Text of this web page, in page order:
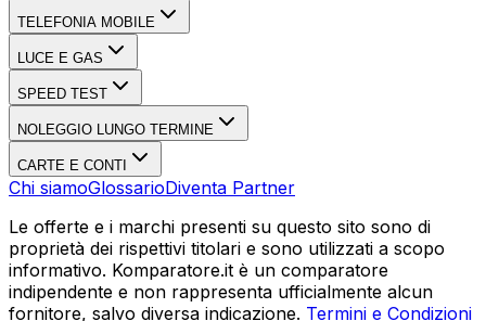
TELEFONIA MOBILE
LUCE E GAS
SPEED TEST
NOLEGGIO LUNGO TERMINE
CARTE E CONTI
Chi siamoGlossarioDiventa Partner
Le offerte e i marchi presenti su questo sito sono di
proprietà dei rispettivi titolari e sono utilizzati a scopo
informativo. Komparatore.it è un comparatore
indipendente e non rappresenta ufficialmente alcun
fornitore, salvo diversa indicazione. Termini e Condizioni